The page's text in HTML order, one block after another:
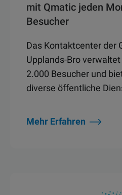
mit Qmatic jeden
Besucher
Das Kontaktcenter der
Upplands-Bro
2.000 Besucher und
diverse öffentliche
Mehr Erfahren